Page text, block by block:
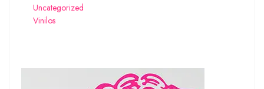
Uncategorized
Vinilos